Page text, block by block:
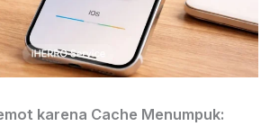
karena Cache Menumpuk: